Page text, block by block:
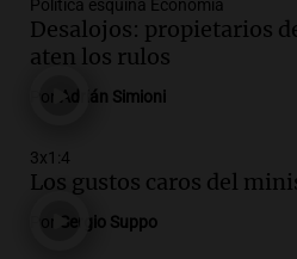
Episodios
Audio.Femicidio por
qué dijo la defensa
Audio. Exconvicto
estatal: la SENAF
Política esquina Economía
Desalojos: propietarios
aten los rulos
Adrián Simioni
3x1:4
Los gustos caros del
Sergio Suppo